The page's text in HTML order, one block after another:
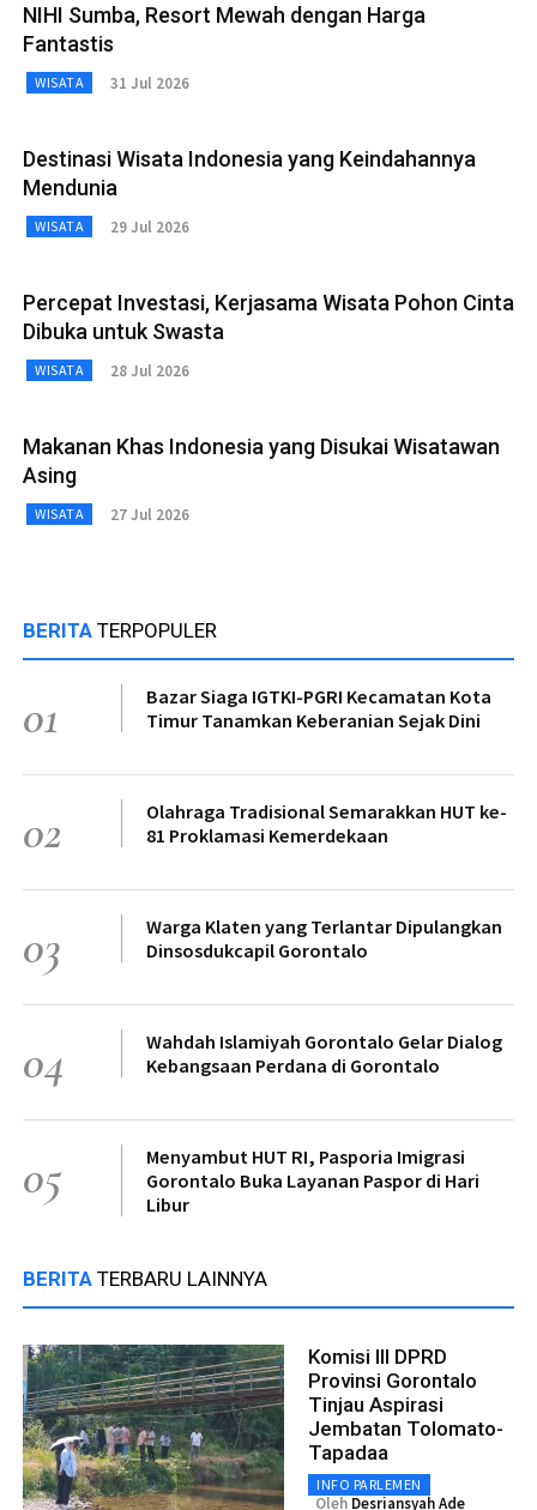
NIHI Sumba, Resort Mewah dengan Harga
Fantastis
WISATA 31 Jul 2026
Destinasi Wisata Indonesia yang Keindahannya
Mendunia
WISATA 29 Jul 2026
Percepat Investasi, Kerjasama Wisata Pohon Cinta
Dibuka untuk Swasta
WISATA 28 Jul 2026
Makanan Khas Indonesia yang Disukai Wisatawan
Asing
WISATA 27 Jul 2026
BERITA TERPOPULER
01
Bazar Siaga IGTKI-PGRI Kecamatan Kota
Timur Tanamkan Keberanian Sejak Dini
02
Olahraga Tradisional Semarakkan HUT ke-
81 Proklamasi Kemerdekaan
03
Warga Klaten yang Terlantar Dipulangkan
Dinsosdukcapil Gorontalo
04
Wahdah Islamiyah Gorontalo Gelar Dialog
Kebangsaan Perdana di Gorontalo
05
Menyambut HUT RI, Pasporia Imigrasi
Gorontalo Buka Layanan Paspor di Hari
Libur
BERITA TERBARU LAINNYA
Komisi III DPRD
Provinsi Gorontalo
Tinjau Aspirasi
Jembatan Tolomato-
Tapadaa
INFO PARLEMEN
Oleh Desriansyah Ade